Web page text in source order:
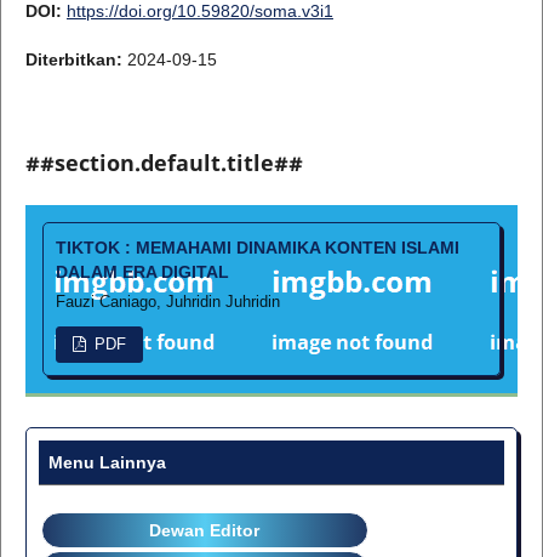
DOI: https://doi.org/10.59820/soma.v3i1
Diterbitkan: 2024-09-15
##section.default.title##
TIKTOK : MEMAHAMI DINAMIKA KONTEN ISLAMI
DALAM ERA DIGITAL
Fauzi Caniago, Juhridin Juhridin
PDF
Menu Lainnya
Dewan Editor